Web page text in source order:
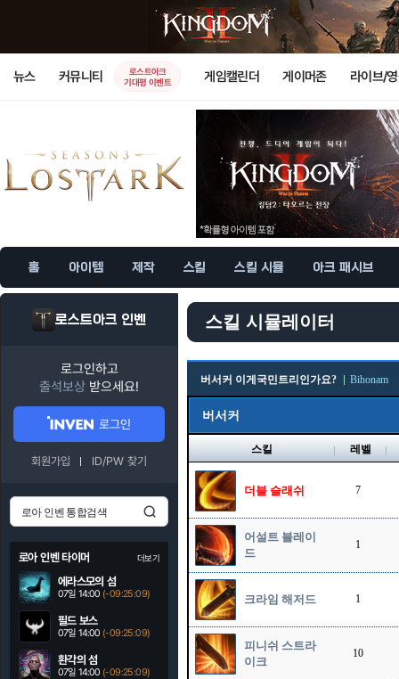
뉴스 커뮤니티
로스트아크
기대평 이벤트
게임캘린더 게이머존 라이브/
홈 아이템 제작 스킬 스킬 시뮬 아크 패시브
로스트아크 인벤
로그인하고
출석보상 받으세요!
로그인
회원가입 ID/PW 찾기
로아 인벤 타이머 더보기
에라스모의 섬
07일 14:00 (-09:25:08)
필드 보스
07일 14:00 (-09:25:08)
환각의 섬
07일 14:00 (-09:25:08)
스킬 시뮬레이터
버서커 이게국민트리인가요? Bihonam
버서커
스킬 레벨
더블 슬래쉬 7
어설트 블레이
드
1
크라임 해저드 1
피니쉬 스트라
이크
10